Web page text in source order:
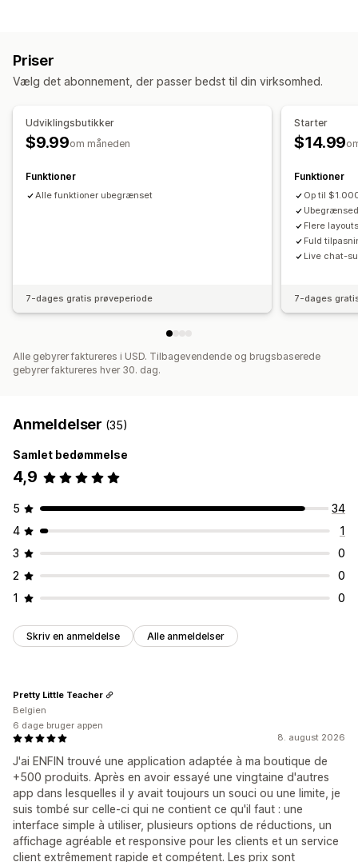
Træk og slip-editor
Garantier
Leveringsforsikring
Gaveindpakning
Gratis levering
Antalsbegrænsning
Niveauinddelte rabatter
Prioriteret behandling
Gaveæsker
Ofte købt sammen Relaterede produkter
Priser, du kan angive
Antalsbegrænsning
Faste rabatter
Procentrabatter
Rabatter i indkøbskurv
Tilpassede priser
Priser
Vælg det abonnement, der passer bedst til din virksomhed.
Udviklingsbutikker
$9.99om måneden
Funktioner
Alle funktioner ubegrænset
7-dages gratis prøveperiode
Starter
$14.99
Funktioner
Op til
Flere
Fuld
Live chat-
7-dages
Alle gebyrer faktureres i USD. Tilbagevendende og brugsbaserede
gebyrer faktureres hver 30. dag.
Anmeldelser (35)
Samlet bedømmelse
4,9
5
34
4
1
3
0
2
0
1
0
Skriv en anmeldelse Alle anmeldelser
8. august 2026
J'ai ENFIN trouvé une application adaptée à ma boutique de
+500 produits. Après en avoir essayé une vingtaine d'autres
app dans lesquelles il y avait toujours un souci ou une limite, je
suis tombé sur celle-ci qui ne contient ce qu'il faut : une
interface simple à utiliser, plusieurs options de réductions, un
affichage agréable et responsive pour les clients et un service
client extrêmement rapide et compétent. Les prix sont
Pretty Little Teacher
Belgien
6 dage bruger appen